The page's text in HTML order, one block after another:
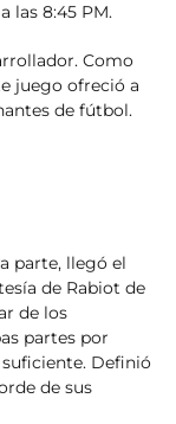
las 8:45 PM.
Como
juego ofreció a
de fútbol.
parte, llegó el
de Rabiot de
de los
partes por
Definió
de sus